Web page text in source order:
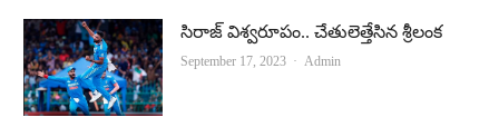
e
b
o
t
u
b
సిరాజ్ విశ్వ‌రూపం.. చేతులెత్తేసిన శ్రీలంక‌
September 17, 2023 Author
Admin